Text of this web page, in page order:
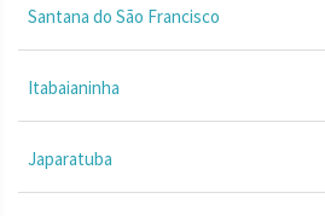
Santana do São Francisco
Itabaianinha
Japaratuba